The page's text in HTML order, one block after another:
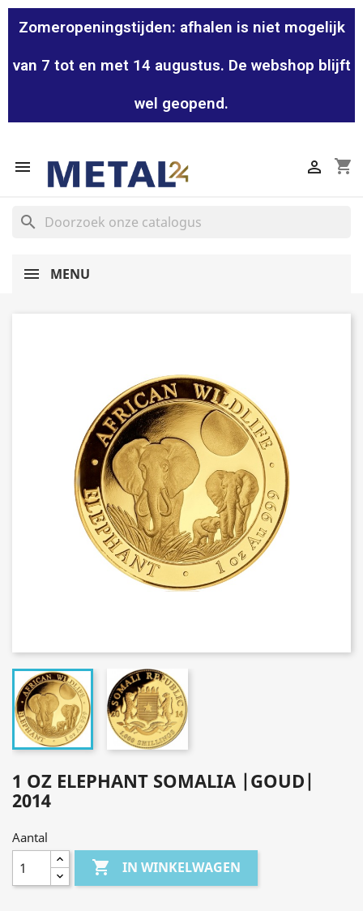
Zomeropeningstijden: afhalen is niet mogelijk
van 7 tot en met 14 augustus. De webshop blijft
wel geopend.
 shopping_cart

search
MENU
1 OZ ELEPHANT SOMALIA |GOUD|
2014
Aantal
 IN WINKELWAGEN